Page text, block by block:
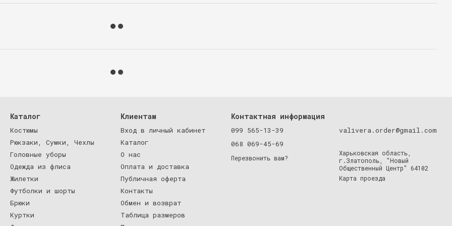
Каталог
Костюмы
Рюкзаки, Сумки, Чехлы
Головные уборы
Одежда из флиса
Жилетки
Футболки и шорты
Брюки
Куртки
Клиентам
Вход в личный кабинет
Каталог
О нас
Оплата и доставка
Публичная оферта
Контакты
Обмен и возврат
Таблица размеров
Контактная информация
099 565-13-39
068 069-45-69
Перезвонить вам?
valivera.order@gmail.com
Харьковская область,
г.Златополь, "Новый
Общественный Центр" 64102
Карта проезда